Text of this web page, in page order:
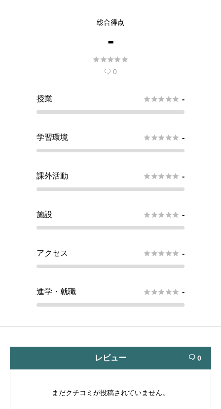
総合得点
-

 0
授業  -
学習環境  -
課外活動  -
施設  -
アクセス  -
進学・就職  -
レビュー  0
まだクチコミが投稿されていません。